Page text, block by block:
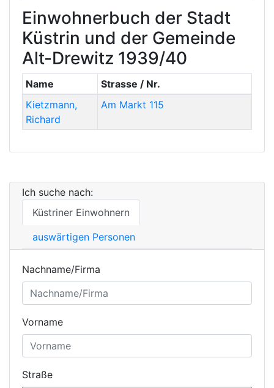
Einwohnerbuch der Stadt
Küstrin und der Gemeinde
Alt-Drewitz 1939/40
Name
Strasse / Nr.
Kietzmann,
Richard
Am Markt 115
Ich suche nach:
Küstriner Einwohnern
auswärtigen Personen
Nachname/Firma
Vorname
Straße